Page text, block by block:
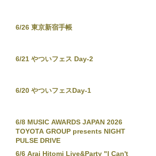
6/26 東京新宿手帳
6/21 やついフェス Day-2
6/20 やついフェスDay-1
6/8 MUSIC AWARDS JAPAN 2026
TOYOTA GROUP presents NIGHT
PULSE DRIVE
6/6 Arai Hitomi Live&Party "I Can't